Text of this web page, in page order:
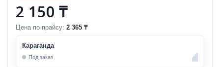
2 150 ₸
Цена по прайсу: 2 365 ₸
Караганда
Под заказ